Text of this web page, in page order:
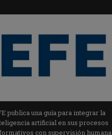
publica una guía para integrar la
artificial en sus procesos
con supervisión humana